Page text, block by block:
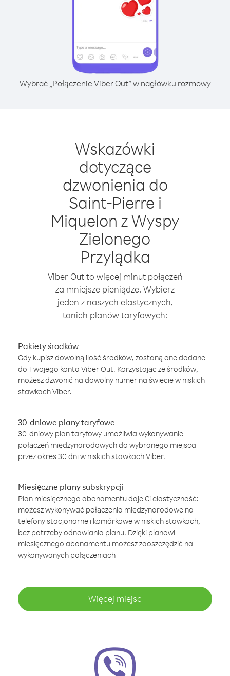
Wybrać „Połączenie Viber Out” w nagłówku rozmowy
Wskazówki
dotyczące
dzwonienia do
Saint-Pierre i
Miquelon z Wyspy
Zielonego
Przylądka
Viber Out to więcej minut połączeń
za mniejsze pieniądze. Wybierz
jeden z naszych elastycznych,
tanich planów taryfowych:
Pakiety środków
Gdy kupisz dowolną ilość środków, zostaną one dodane
do Twojego konta Viber Out. Korzystając ze środków,
możesz dzwonić na dowolny numer na świecie w niskich
stawkach Viber.
30-dniowe plany taryfowe
30-dniowy plan taryfowy umożliwia wykonywanie
połączeń międzynarodowych do wybranego miejsca
przez okres 30 dni w niskich stawkach Viber.
Miesięczne plany subskrypcji
Plan miesięcznego abonamentu daje Ci elastyczność:
możesz wykonywać połączenia międzynarodowe na
telefony stacjonarne i komórkowe w niskich stawkach,
bez potrzeby odnawiania planu. Dzięki planowi
miesięcznego abonamentu możesz zaoszczędzić na
wykonywanych połączeniach
Więcej miejsc